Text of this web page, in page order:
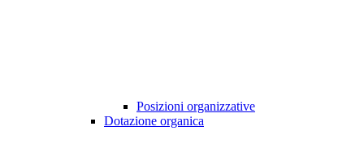
Posizioni organizzative
Dotazione organica